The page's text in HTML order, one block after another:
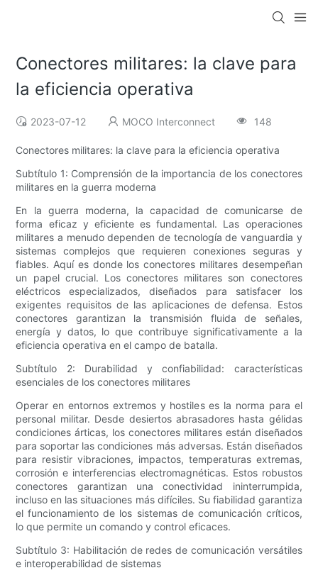
Conectores militares: la clave para
la eficiencia operativa
2023-07-12 MOCO Interconnect 148
Conectores militares: la clave para la eficiencia operativa
Subtítulo 1: Comprensión de la importancia de los conectores
militares en la guerra moderna
En la guerra moderna, la capacidad de comunicarse de
forma eficaz y eficiente es fundamental. Las operaciones
militares a menudo dependen de tecnología de vanguardia y
sistemas complejos que requieren conexiones seguras y
fiables. Aquí es donde los conectores militares desempeñan
un papel crucial. Los conectores militares son conectores
eléctricos especializados, diseñados para satisfacer los
exigentes requisitos de las aplicaciones de defensa. Estos
conectores garantizan la transmisión fluida de señales,
energía y datos, lo que contribuye significativamente a la
eficiencia operativa en el campo de batalla.
Subtítulo 2: Durabilidad y confiabilidad: características
esenciales de los conectores militares
Operar en entornos extremos y hostiles es la norma para el
personal militar. Desde desiertos abrasadores hasta gélidas
condiciones árticas, los conectores militares están diseñados
para soportar las condiciones más adversas. Están diseñados
para resistir vibraciones, impactos, temperaturas extremas,
corrosión e interferencias electromagnéticas. Estos robustos
conectores garantizan una conectividad ininterrumpida,
incluso en las situaciones más difíciles. Su fiabilidad garantiza
el funcionamiento de los sistemas de comunicación críticos,
lo que permite un comando y control eficaces.
Subtítulo 3: Habilitación de redes de comunicación versátiles
e interoperabilidad de sistemas